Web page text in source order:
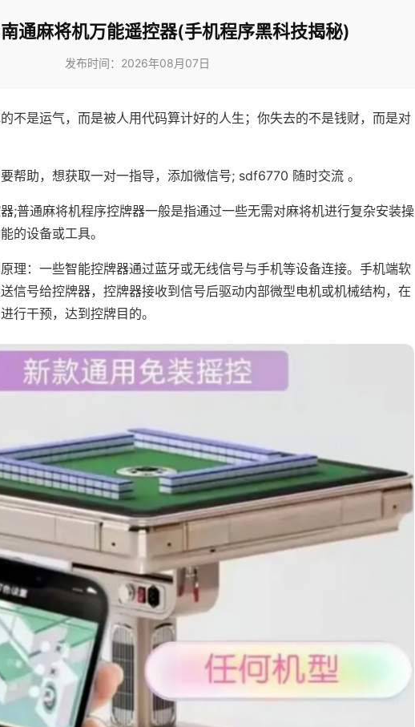
通麻将机万能遥控器(手机程序黑科技揭秘)
发布时间：2026年08月07日
不是运气，而是被人用代码算计好的人生；你失去的不是钱财，而是对
帮助，想获取一对一指导，添加微信号; sdf6770 随时交流 。
;普通麻将机程序控牌器一般是指通过一些无需对麻将机进行复杂安装操
的设备或工具。
理：一些智能控牌器通过蓝牙或无线信号与手机等设备连接。手机端软
信号给控牌器，控牌器接收到信号后驱动内部微型电机或机械结构，在
行干预，达到控牌目的。